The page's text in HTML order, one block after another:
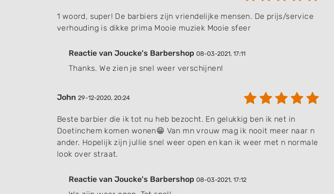
1 woord, super! De barbiers zijn vriendelijke mensen. De prijs/service
verhouding is dikke prima Mooie muziek Mooie sfeer
Reactie van Joucke's Barbershop 08-03-2021, 17:11
Thanks. We zien je snel weer verschijnen!
John 29-12-2020, 20:24
Beste barbier die ik tot nu heb bezocht. En gelukkig ben ik net in
Doetinchem komen wonen😁 Van mn vrouw mag ik nooit meer naar n
ander. Hopelijk zijn jullie snel weer open en kan ik weer met n normale
look over straat.
Reactie van Joucke's Barbershop 08-03-2021, 17:12